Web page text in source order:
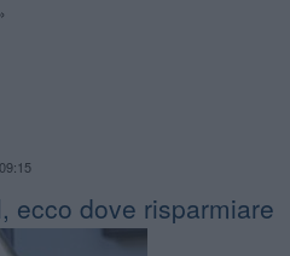
ecco dove risparmiare